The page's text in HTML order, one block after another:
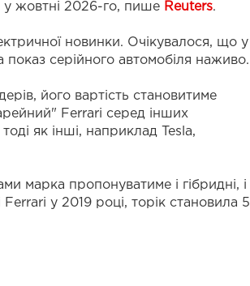
у жовтні 2026-го, пише Reuters.
новинки. Очікувалося, що у
серійного автомобіля наживо.
його вартість становитиме
Ferrari серед інших
як інші, наприклад Tesla,
марка пропонуватиме і гібридні, і
у 2019 році, торік становила 51